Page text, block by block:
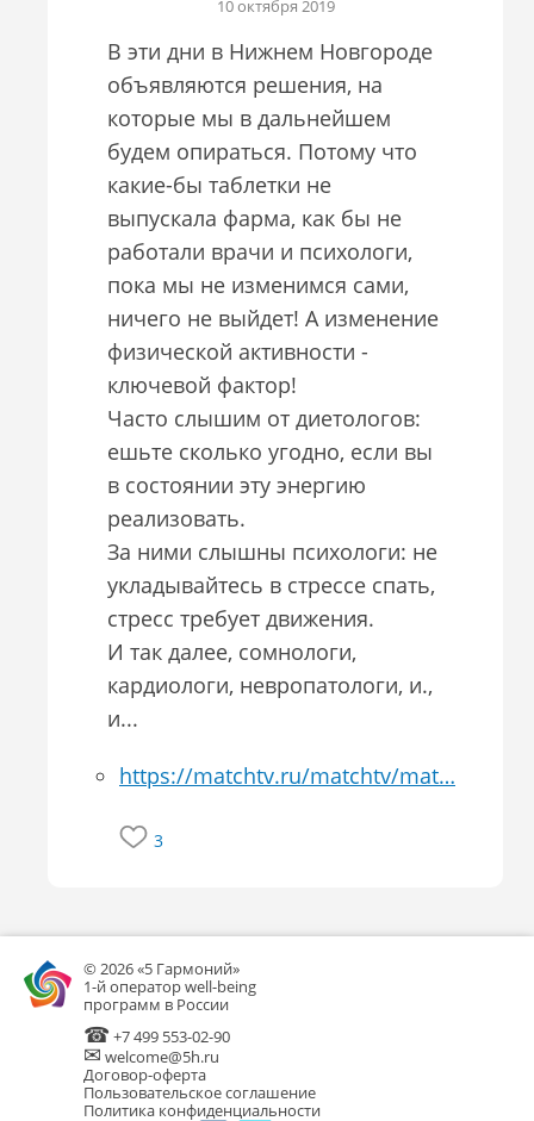
10 октября 2019
В эти дни в Нижнем Новгороде
объявляются решения, на
которые мы в дальнейшем
будем опираться. Потому что
какие-бы таблетки не
выпускала фарма, как бы не
работали врачи и психологи,
пока мы не изменимся сами,
ничего не выйдет! А изменение
физической активности -
ключевой фактор!
Часто слышим от диетологов:
ешьте сколько угодно, если вы
в состоянии эту энергию
реализовать.
За ними слышны психологи: не
укладывайтесь в стрессе спать,
стресс требует движения.
И так далее, сомнологи,
кардиологи, невропатологи, и.,
и...
https://matchtv.ru/matchtv/mat…
3
© 2026 «5 Гармоний»
1-й оператор well-being
программ в России
☎ +7 499 553-02-90
✉ welcome@5h.ru
Договор-оферта
Пользовательское соглашение
Политика конфиденциальности